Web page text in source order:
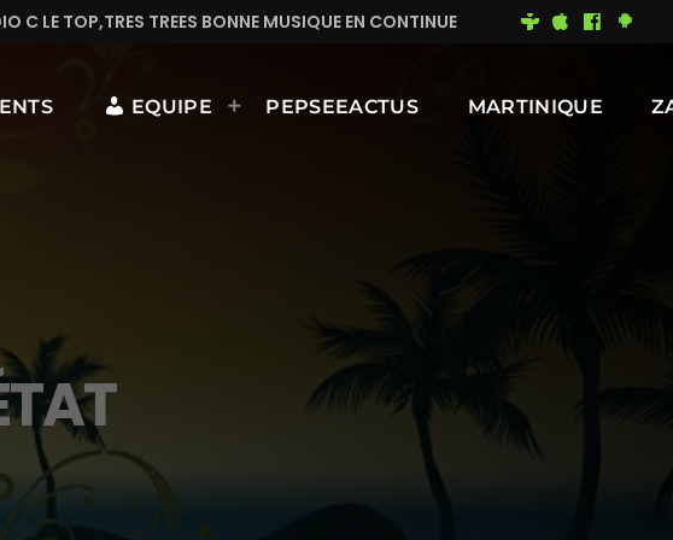
MUSIQUE EN CONTINUE MIMI DU 93 BONNE JOURNÉE
EQUIPE PEPSEEACTUS MARTINIQUE